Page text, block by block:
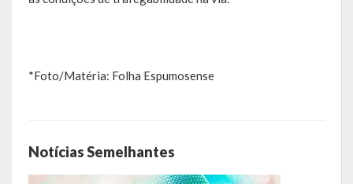
Galeria de Fotos
Notícias
*Foto/Matéria: Folha Espumosense
Notícias Semelhantes